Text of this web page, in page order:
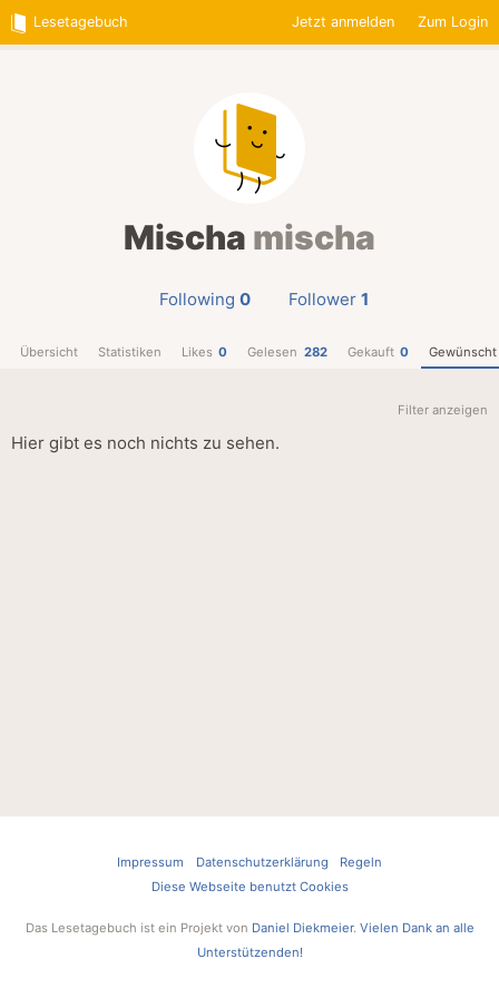
Lesetagebuch Jetzt anmelden Zum Login
Mischa mischa
Following 0 Follower 1
Übersicht Statistiken Likes 0 Gelesen 282 Gekauft 0 Gewünscht
Filter anzeigen
Hier gibt es noch nichts zu sehen.
Impressum Datenschutzerklärung
Regeln
Diese Webseite benutzt Cookies
Das Lesetagebuch ist ein Projekt von Daniel Diekmeier. Vielen Dank an alle
Unterstützenden!